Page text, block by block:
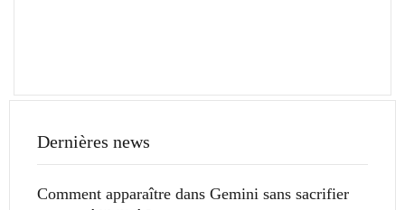
Dernières news
Comment apparaître dans Gemini sans sacrifier